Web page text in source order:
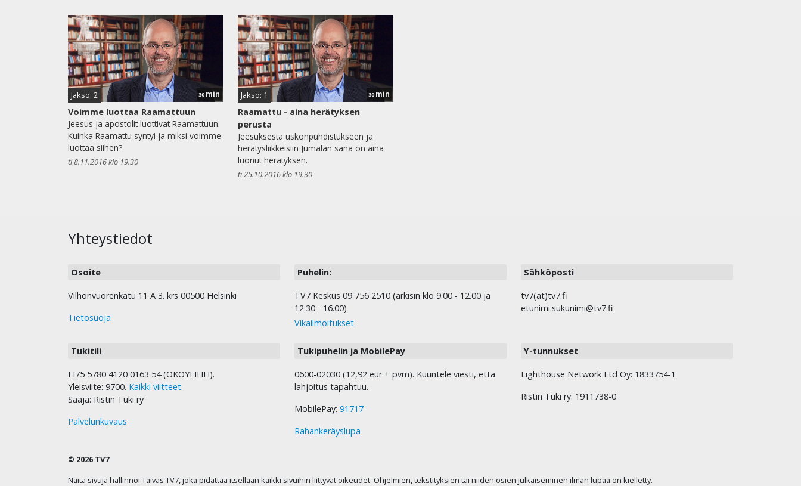
Jakso: 2 30 min
Voimme luottaa Raamattuun
Jeesus ja apostolit luottivat Raamattuun.
Kuinka Raamattu syntyi ja miksi voimme
luottaa siihen?
ti 8.11.2016 klo 19.30
Jakso: 1 30 min
Raamattu - aina herätyksen
perusta
Jeesuksesta uskonpuhdistukseen ja
herätysliikkeisiin Jumalan sana on aina
luonut herätyksen.
ti 25.10.2016 klo 19.30
Yhteystiedot
Osoite
Vilhonvuorenkatu 11 A 3. krs 00500 Helsinki
Tietosuoja
Puhelin:
TV7 Keskus 09 756 2510 (arkisin klo 9.00 - 12.00 ja
12.30 - 16.00)
Vikailmoitukset
Sähköposti
tv7(at)tv7.fi
etunimi.sukunimi@tv7.fi
Tukitili
FI75 5780 4120 0163 54 (OKOYFIHH).
Yleisviite: 9700. Kaikki viitteet.
Saaja: Ristin Tuki ry
Palvelunkuvaus
Tukipuhelin ja MobilePay
0600-02030 (12,92 eur + pvm). Kuuntele viesti, että
lahjoitus tapahtuu.
MobilePay: 91717
Rahankeräyslupa
Y-tunnukset
Lighthouse Network Ltd Oy: 1833754-1
Ristin Tuki ry: 1911738-0
© 2026 TV7
Näitä sivuja hallinnoi Taivas TV7, joka pidättää itsellään kaikki sivuihin liittyvät oikeudet. Ohjelmien, tekstityksien tai niiden osien julkaiseminen ilman lupaa on kielletty.